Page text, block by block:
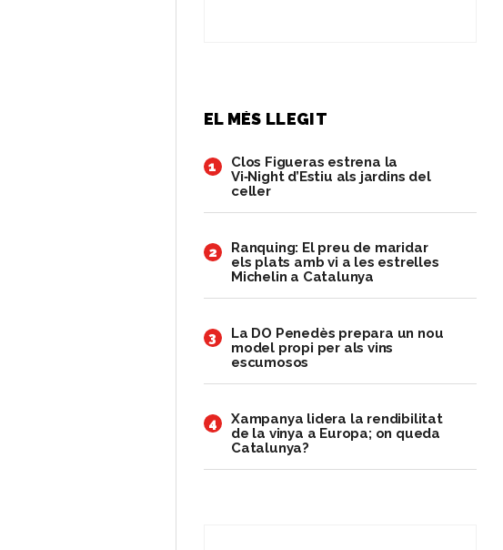
EL MÉS LLEGIT
1
Clos Figueras estrena la
Vi‑Night d’Estiu als jardins del
celler
2
Ranquing: El preu de maridar
els plats amb vi a les estrelles
Michelin a Catalunya
3
​La DO Penedès prepara un nou
model propi per als vins
escumosos
4
Xampanya lidera la rendibilitat
de la vinya a Europa; on queda
Catalunya?